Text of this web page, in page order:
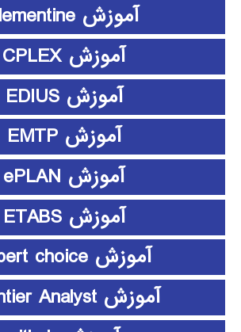
آموزش clementine
آموزش CPLEX
آموزش EDIUS
آموزش EMTP
آموزش ePLAN
آموزش ETABS
آموزش expert choice
آموزش Frontier Analyst